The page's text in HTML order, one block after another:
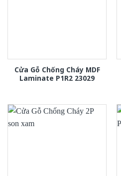
Cửa Gỗ Chống Cháy MDF
Laminate P1R2 23029